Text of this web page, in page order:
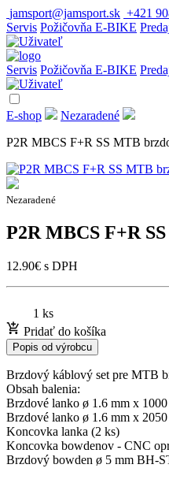
jamsport@jamsport.sk +421
Servis Požičovňa E-BIKE
Servis Požičovňa E-BIKE
E-shop
Nezaradené
P2R MBCS F+R SS MTB
Nezaradené
P2R MBCS F+R
12.90€ s DPH
1 ks
Pridať do košíka
Popis od výrobcu
Brzdový káblový set pre MTB
Obsah balenia:
Brzdové lanko ø 1.6 mm x 1000
Brzdové lanko ø 1.6 mm x 2050
Koncovka lanka (2 ks)
Koncovka bowdenov - CNC
Brzdový bowden ø 5 mm BH-